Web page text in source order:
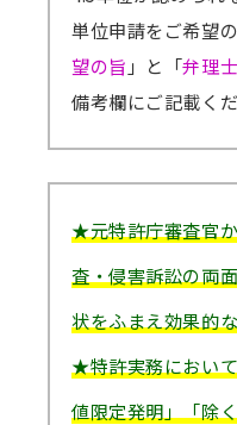
メルマガ登録
単位申請をご希望
望の旨 」と「弁理
備考欄にご記載くだ
★元特許庁審査官
査・侵害訴訟の両
状をふまえ効果的
★特許実務におい
値限定発明」「除